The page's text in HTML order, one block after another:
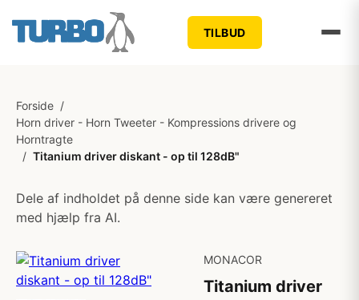
TILBUD
Forside /
Horn driver - Horn Tweeter - Kompressions drivere og
Horntragte
/ Titanium driver diskant - op til 128dB"
Dele af indholdet på denne side kan være genereret
med hjælp fra AI.
MONACOR
Titanium driver